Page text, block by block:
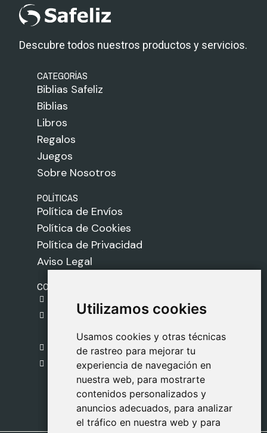
Utilizamos cookies
Usamos cookies y otras técnicas
de rastreo para mejorar tu
experiencia de navegación en
nuestra web, para mostrarte
contenidos personalizados y
anuncios adecuados, para analizar
el tráfico en nuestra web y para
Utilizamos cookies
Usamos cookies y otras técnicas
de rastreo para mejorar tu
experiencia de navegación en
nuestra web, para mostrarte
contenidos personalizados y
anuncios adecuados, para analizar
el tráfico en nuestra web y para
Descubre todos nuestros productos y servicios.
CATEGORÍAS
Biblias Safeliz
Biblias
Libros
Regalos
Juegos
Sobre Nosotros
POLÍTICAS
Política de Envíos
Política de Cookies
Política de Privacidad
Aviso Legal
CONTACTO
C. del Pradillo, 6, 28770 Colmenar Viejo,
Madrid
918 459 877
Lunes a Viernes
09:00 - 13:00